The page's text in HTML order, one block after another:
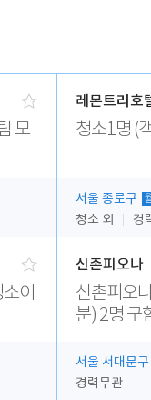
모
레몬트리호
청소1명 (
서울 종로구
청소 외
경
이
신촌피오나
신촌피오나 베팅 (청소잘
분) 2명 구함.
서울 서대문구
경력무관